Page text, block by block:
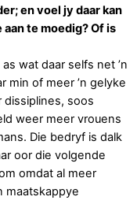
en voel jy daar kan
te moedig? Of is
wat daar selfs net ’n
min of meer ’n gelyke
soos
weer meer vrouens
Die bedryf is dalk
oor die volgende
omdat al meer
maatskappye